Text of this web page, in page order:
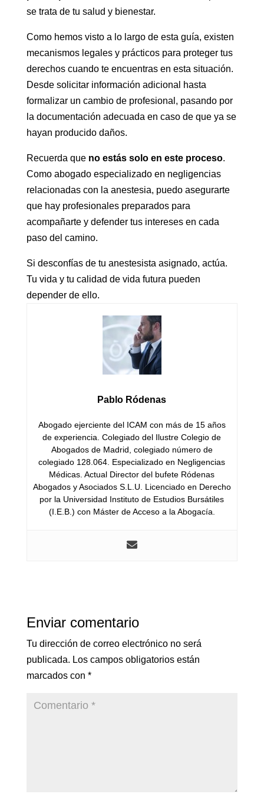
se trata de tu salud y bienestar.
Como hemos visto a lo largo de esta guía, existen
mecanismos legales y prácticos para proteger tus
derechos cuando te encuentras en esta situación.
Desde solicitar información adicional hasta
formalizar un cambio de profesional, pasando por
la documentación adecuada en caso de que ya se
hayan producido daños.
Recuerda que no estás solo en este proceso.
Como abogado especializado en negligencias
relacionadas con la anestesia, puedo asegurarte
que hay profesionales preparados para
acompañarte y defender tus intereses en cada
paso del camino.
Si desconfías de tu anestesista asignado, actúa.
Tu vida y tu calidad de vida futura pueden
depender de ello.
Pablo Ródenas
Abogado ejerciente del ICAM con más de 15 años
de experiencia. Colegiado del Ilustre Colegio de
Abogados de Madrid, colegiado número de
colegiado 128.064. Especializado en Negligencias
Médicas. Actual Director del bufete Ródenas
Abogados y Asociados S.L.U. Licenciado en Derecho
por la Universidad Instituto de Estudios Bursátiles
(I.E.B.) con Máster de Acceso a la Abogacía.
Enviar comentario
Tu dirección de correo electrónico no será
publicada. Los campos obligatorios están
marcados con *